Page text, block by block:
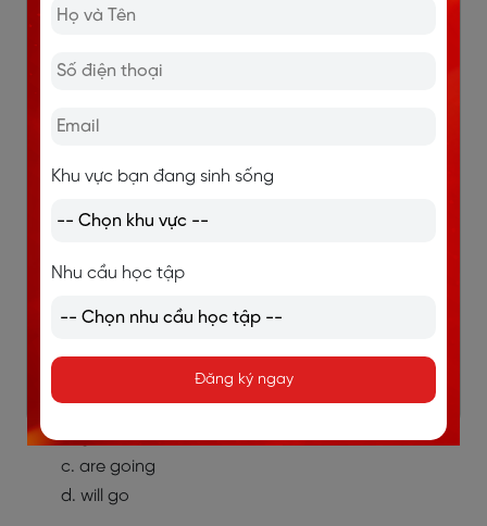
He (not finish) _______ his homework yet.
She (work) _______ here for five years.
a. fly
b. are flying
d. have flown
They _______ to the beach last summer.
a. went
b. go
c. are going
d. will go
Khu vực bạn đang sinh sống
Nhu cầu học tập
Đăng ký ngay